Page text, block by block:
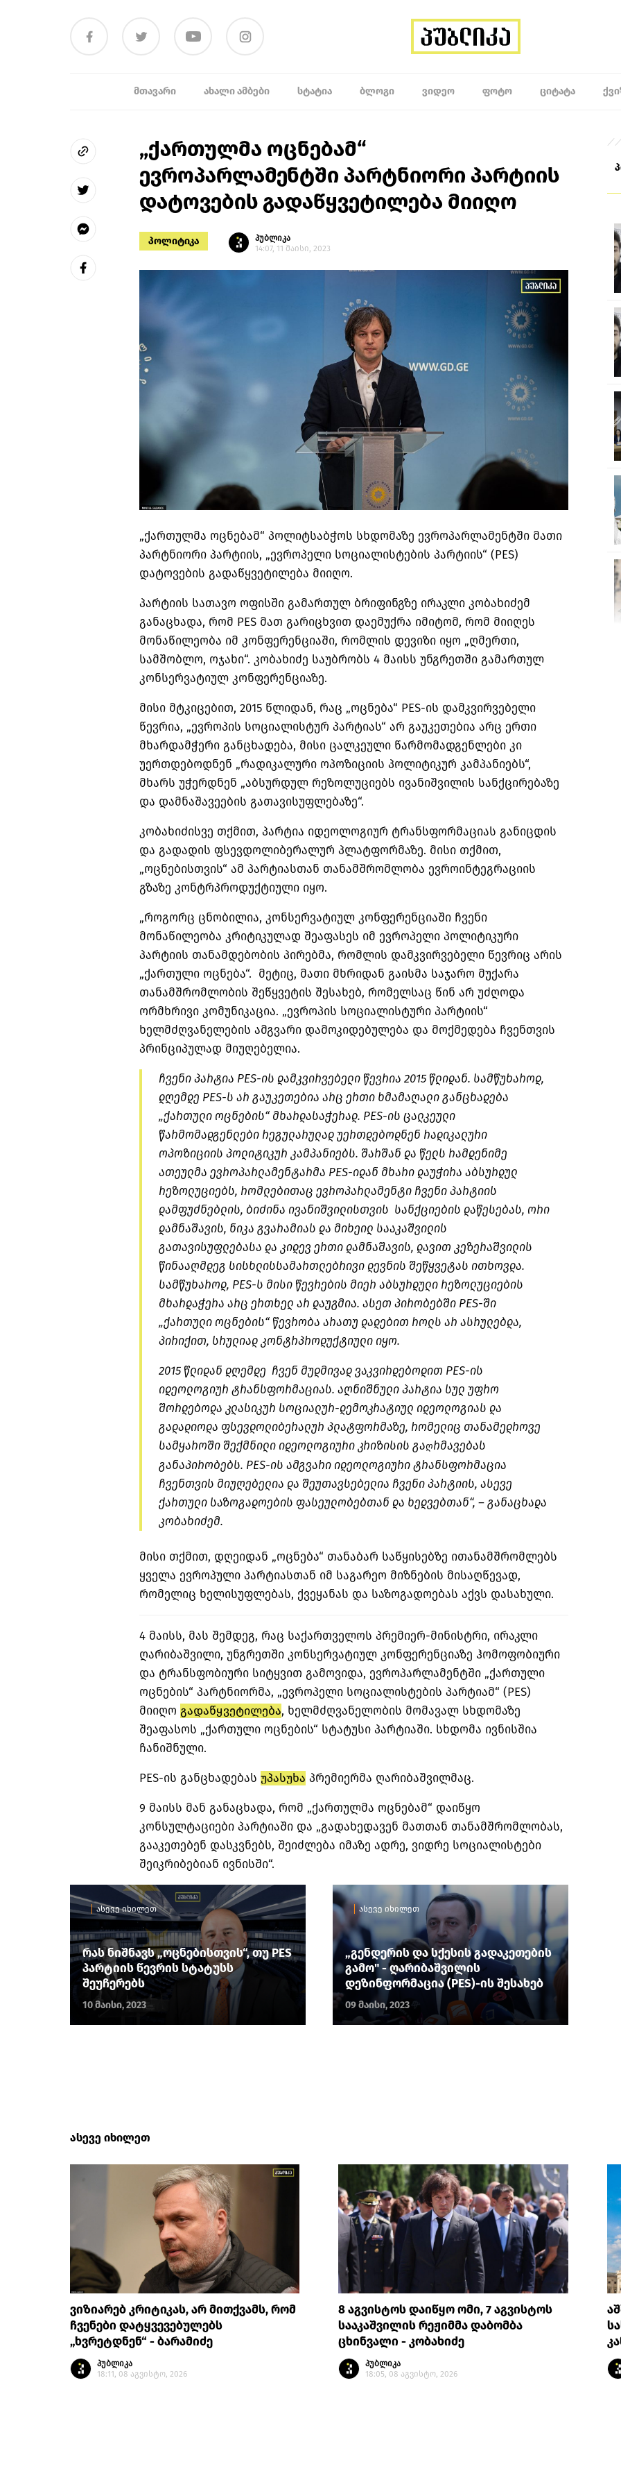
ᲛᲗᲐᲕᲐᲠᲘ ᲐᲮᲐᲚᲘ ᲐᲛᲑᲔᲑᲘ ᲡᲢᲐᲢᲘᲐ ᲑᲚᲝᲒᲘ ᲕᲘᲓᲔᲝ ᲤᲝᲢᲝ ᲪᲘᲢᲐᲢᲐ
„ქართულმა ოცნებამ“
ევროპარლამენტში პარტნიორი პარტიის
დატოვების გადაწყვეტილება მიიღო
პოლიტიკა
პუბლიკა
14:07, 11 მაისი, 2023
„ქართულმა ოცნებამ“ პოლიტსაბჭოს სხდომაზე ევროპარლამენტში მათი
პარტნიორი პარტიის, „ევროპელი სოციალისტების პარტიის“ (PES)
დატოვების გადაწყვეტილება მიიღო.
პარტიის სათავო ოფისში გამართულ ბრიფინგზე ირაკლი კობახიძემ
განაცხადა, რომ PES მათ გარიცხვით დაემუქრა იმიტომ, რომ მიიღეს
მონაწილეობა იმ კონფერენციაში, რომლის დევიზი იყო „ღმერთი,
სამშობლო, ოჯახი“. კობახიძე საუბრობს 4 მაისს უნგრეთში გამართულ
კონსერვატიულ კონფერენციაზე.
მისი მტკიცებით, 2015 წლიდან, რაც „ოცნება“ PES-ის დამკვირვებელი
წევრია, „ევროპის სოციალისტურ პარტიას“ არ გაუკეთებია არც ერთი
მხარდამჭერი განცხადება, მისი ცალკეული წარმომადგენლები კი
უერთდებოდნენ „რადიკალური ოპოზიციის პოლიტიკურ კამპანიებს“,
მხარს უჭერდნენ „აბსურდულ რეზოლუციებს ივანიშვილის სანქცირებაზე
და დამნაშავეების გათავისუფლებაზე“.
კობახიძისვე თქმით, პარტია იდეოლოგიურ ტრანსფორმაციას განიცდის
და გადადის ფსევდოლიბერალურ პლატფორმაზე. მისი თქმით,
„ოცნებისთვის“ ამ პარტიასთან თანამშრომლობა ევროინტეგრაციის
გზაზე კონტრპროდუქტიული იყო.
„როგორც ცნობილია, კონსერვატიულ კონფერენციაში ჩვენი
მონაწილეობა კრიტიკულად შეაფასეს იმ ევროპელი პოლიტიკური
პარტიის თანამდებობის პირებმა, რომლის დამკვირვებელი წევრიც არის
„ქართული ოცნება“. მეტიც, მათი მხრიდან გაისმა საჯარო მუქარა
თანამშრომლობის შეწყვეტის შესახებ, რომელსაც წინ არ უძღოდა
ორმხრივი კომუნიკაცია. „ევროპის სოციალისტური პარტიის“
ხელმძღვანელების ამგვარი დამოკიდებულება და მოქმედება ჩვენთვის
პრინციპულად მიუღებელია.
ჩვენი პარტია PES-ის დამკვირვებელი წევრია 2015 წლიდან. სამწუხაროდ,
დღემდე PES-ს არ გაუკეთებია არც ერთი ხმამაღალი განცხადება
„ქართული ოცნების“ მხარდასაჭერად. PES-ის ცალკეული
წარმომადგენლები რეგულარულად უერთდებოდნენ რადიკალური
ოპოზიციის პოლიტიკურ კამპანიებს. შარშან და წელს რამდენიმე
ათეულმა ევროპარლამენტარმა PES-იდან მხარი დაუჭირა აბსურდულ
რეზოლუციებს, რომლებითაც ევროპარლამენტი ჩვენი პარტიის
დამფუძნებლის, ბიძინა ივანიშვილისთვის სანქციების დაწესებას, ორი
დამნაშავის, ნიკა გვარამიას და მიხეილ სააკაშვილის
გათავისუფლებასა და კიდევ ერთი დამნაშავის, დავით კეზერაშვილის
წინააღმდეგ სისხლისსამართლებრივი დევნის შეწყვეტას ითხოვდა.
სამწუხაროდ, PES-ს მისი წევრების მიერ აბსურდული რეზოლუციების
მხარდაჭერა არც ერთხელ არ დაუგმია. ასეთ პირობებში PES-ში
„ქართული ოცნების“ წევრობა არათუ დადებით როლს არ ასრულებდა,
პირიქით, სრულიად კონტრპროდუქტიული იყო.
2015 წლიდან დღემდე ჩვენ მუდმივად ვაკვირდებოდით PES-ის
იდეოლოგიურ ტრანსფორმაციას. აღნიშნული პარტია სულ უფრო
შორდებოდა კლასიკურ სოციალურ-დემოკრატიულ იდეოლოგიას და
გადადიოდა ფსევდოლიბერალურ პლატფორმაზე, რომელიც თანამედროვე
სამყაროში შექმნილი იდეოლოგიური კრიზისის გაღრმავებას
განაპირობებს. PES-ის ამგვარი იდეოლოგიური ტრანსფორმაცია
ჩვენთვის მიუღებელია და შეუთავსებელია ჩვენი პარტიის, ასევე
ქართული საზოგადოების ფასეულობებთან და ხედვებთან“, – განაცხადა
კობახიძემ.
მისი თქმით, დღეიდან „ოცნება“ თანაბარ საწყისებზე ითანამშრომლებს
ყველა ევროპული პარტიასთან იმ საგარეო მიზნების მისაღწევად,
რომელიც ხელისუფლებას, ქვეყანას და საზოგადოებას აქვს დასახული.
4 მაისს, მას შემდეგ, რაც საქართველოს პრემიერ-მინისტრი, ირაკლი
ღარიბაშვილი, უნგრეთში კონსერვატიულ კონფერენციაზე ჰომოფობიური
და ტრანსფობიური სიტყვით გამოვიდა, ევროპარლამენტში „ქართული
ოცნების“ პარტნიორმა, „ევროპელი სოციალისტების პარტიამ“ (PES)
მიიღო გადაწყვეტილება, ხელმძღვანელობის მომავალ სხდომაზე
შეაფასოს „ქართული ოცნების“ სტატუსი პარტიაში. სხდომა ივნისშია
ჩანიშნული.
PES-ის განცხადებას უპასუხა პრემიერმა ღარიბაშვილმაც.
9 მაისს მან განაცხადა, რომ „ქართულმა ოცნებამ“ დაიწყო
კონსულტაციები პარტიაში და „გადახედავენ მათთან თანამშრომლობას,
გააკეთებენ დასკვნებს, შეიძლება იმაზე ადრე, ვიდრე სოციალისტები
შეიკრიბებიან ივნისში“.
ასევე იხილეთ
რას ნიშნავს „ოცნებისთვის“, თუ PES
პარტიის წევრის სტატუსს
შეუჩერებს
10 მაისი, 2023
ასევე იხილეთ
„გენდერის და სქესის გადაკეთების
გამო" - ღარიბაშვილის
დეზინფორმაცია (PES)-ის შესახებ
09 მაისი, 2023
ასევე იხილეთ
ვიზიარებ კრიტიკას, არ მითქვამს, რომ
ჩვენები დატყვევებულებს
„ხვრეტდნენ“ - ბარამიძე
პუბლიკა
18:11, 08 აგვისტო, 2026
8 აგვისტოს დაიწყო ომი, 7 აგვისტოს
სააკაშვილის რეჟიმმა დაბომბა
ცხინვალი - კობახიძე
პუბლიკა
18:05, 08 აგვისტო, 2026